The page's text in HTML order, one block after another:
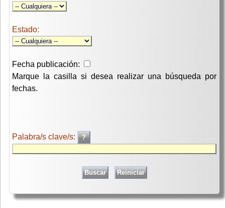
Estado:
Fecha publicación:
Marque la casilla si desea realizar una búsqueda por
fechas.
Palabra/s clave/s: